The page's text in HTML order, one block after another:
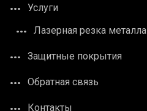
Услуги
Лазерная резка металла
Защитные покрытия
Обратная связь
Контакты